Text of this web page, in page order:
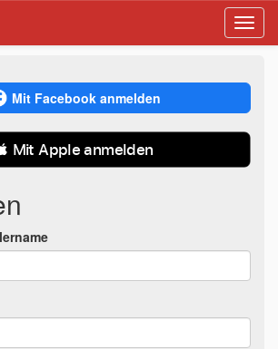
Mit Facebook anmelden
Mit Apple anmelden